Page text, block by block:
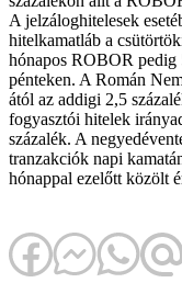
A jelzáloghitelesek
hitelkamatláb a
hónapos ROBOR pedig
pénteken. A Román
ától az addigi 2,5
fogyasztói hitelek
százalék. A
tranzakciók napi
hónappal ezelőtt közölt